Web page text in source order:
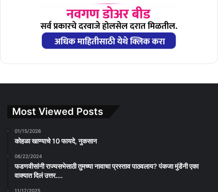
Most Viewed Posts
01/15/2026
कोहळा खाण्याचे 10 फायदे, नुकसान
06/22/2024
फडणवीसांनी राज्यसभेसाठी तुमच्या नावाचा प्रस्ताव पाठवलाय? पंकजा मुंडेंनी एका
वाक्यात दिलं उत्तर….
11/17/2025